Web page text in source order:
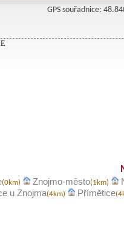
GPS souřadnice:
(0km) Znojmo-město(1km)
u Znojma(4km) Přímětice